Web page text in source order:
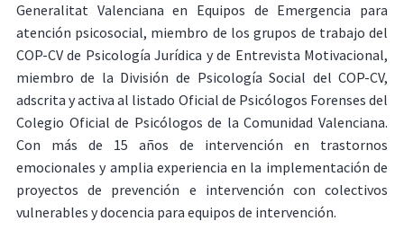
Generalitat Valenciana en Equipos de Emergencia para
atención psicosocial, miembro de los grupos de trabajo del
COP-CV de Psicología Jurídica y de Entrevista Motivacional,
miembro de la División de Psicología Social del COP-CV,
adscrita y activa al listado Oficial de Psicólogos Forenses del
Colegio Oficial de Psicólogos de la Comunidad Valenciana.
Con más de 15 años de intervención en trastornos
emocionales y amplia experiencia en la implementación de
proyectos de prevención e intervención con colectivos
vulnerables y docencia para equipos de intervención.